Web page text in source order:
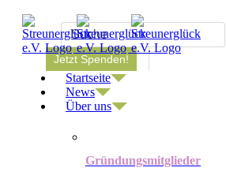
Zum
Inhalt
springen
Suche
nach:
Jetzt Spenden!
Startseite
News
Über uns
Gründungsmitglieder